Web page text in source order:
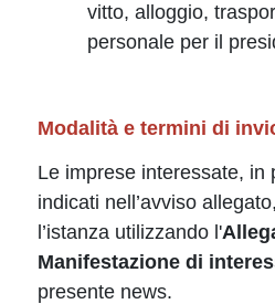
vitto, alloggio,
personale per il
Modalità e termini di
Le imprese interessate, in
indicati nell’avviso
l’istanza utilizzando l'
Manifestazione di
presente news.